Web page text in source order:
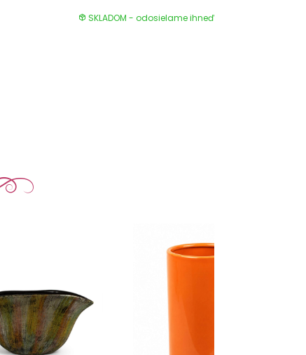
SKLADOM - odosielame ihneď